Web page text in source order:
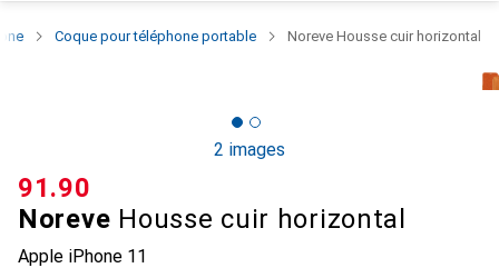
Coque pour téléphone portable Noreve Housse cuir horizontal
2 images
Noreve Housse cuir horizontal
Apple iPhone 11
CHF
91.90